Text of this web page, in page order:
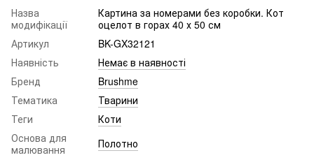
Назва
модифікації
Картина за номерами без коробки. Кот
оцелот в горах 40 х 50 см
Артикул
BK-GX32121
Наявність
Немає в наявності
Бренд
Brushme
Тематика
Тварини
Теги
Коти
Основа для
малювання
Полотно